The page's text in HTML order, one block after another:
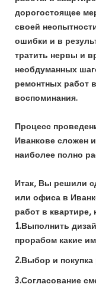
дорогостоящее
своей
ошибки и в
тратить нервы и
необдуманных
ремонтных работ
воспоминания.
Процесс
Иванкове сложен
наиболее полно
Итак, Вы решили
или офиса в
работ в квартире,
1.Выполнить
прорабом какие
2.Выбор и
3.Согласование